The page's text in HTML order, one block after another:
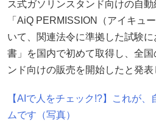
ス式ガソリンスタンド向けの自
「AiQ PERMISSION（アイキュ
いて、関連法令に準拠した試験
書」を国内で初めて取得し、全
ンド向けの販売を開始したと発表
【AIで人をチェック!?】これが
ムです（写真）